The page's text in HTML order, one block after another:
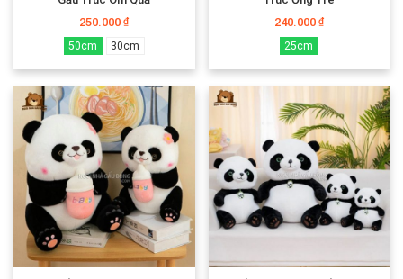
250.000₫
50cm 30cm
240.000 ₫
25cm